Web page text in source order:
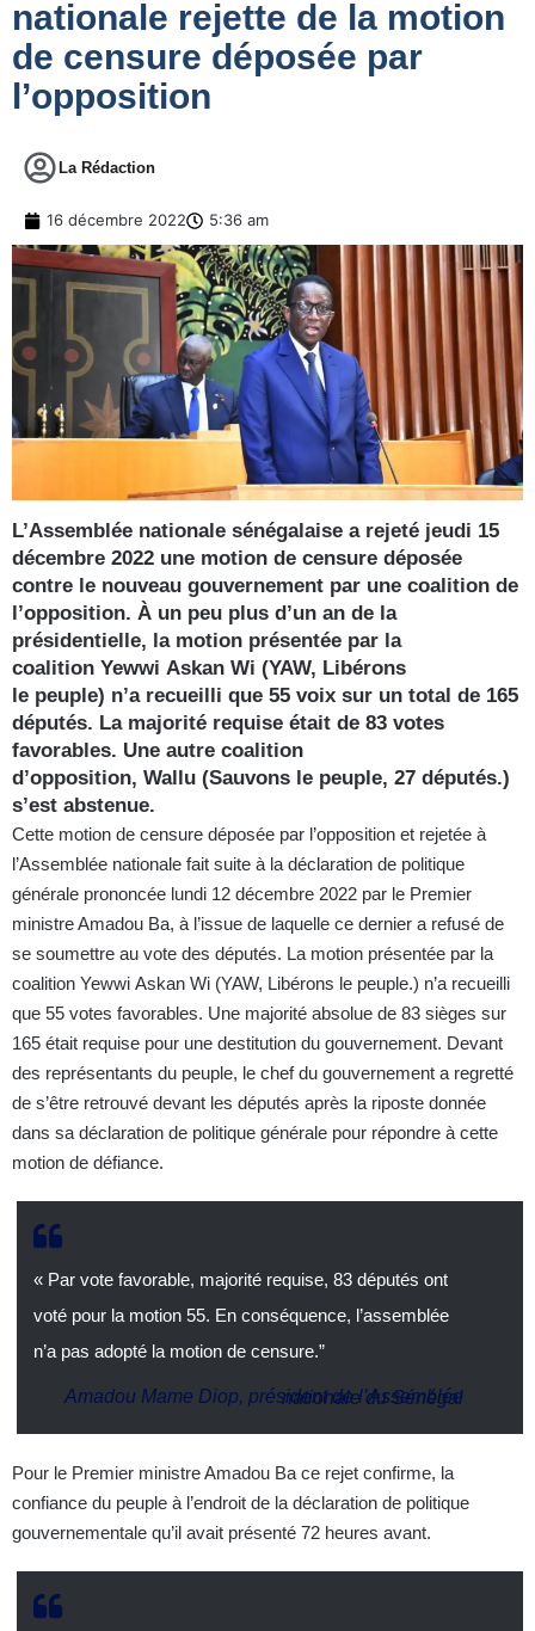
nationale rejette de la motion
de censure déposée par
l’opposition
La Rédaction
16 décembre 2022 5:36 am
L’Assemblée nationale sénégalaise a rejeté jeudi 15
décembre 2022 une motion de censure déposée
contre le nouveau gouvernement par une coalition de
l’opposition. À un peu plus d’un an de la
présidentielle, la motion présentée par la
coalition Yewwi Askan Wi (YAW, Libérons
le peuple) n’a recueilli que 55 voix sur un total de 165
députés. La majorité requise était de 83 votes
favorables. Une autre coalition
d’opposition, Wallu (Sauvons le peuple, 27 députés.)
s’est abstenue.
Cette motion de censure déposée par l’opposition et rejetée à
l’Assemblée nationale fait suite à la déclaration de politique
générale prononcée lundi 12 décembre 2022 par le Premier
ministre Amadou Ba, à l’issue de laquelle ce dernier a refusé de
se soumettre au vote des députés. La motion présentée par la
coalition Yewwi Askan Wi (YAW, Libérons le peuple.) n’a recueilli
que 55 votes favorables. Une majorité absolue de 83 sièges sur
165 était requise pour une destitution du gouvernement. Devant
des représentants du peuple, le chef du gouvernement a regretté
de s’être retrouvé devant les députés après la riposte donnée
dans sa déclaration de politique générale pour répondre à cette
motion de défiance.
« Par vote favorable, majorité requise, 83 députés ont
voté pour la motion 55. En conséquence, l’assemblée
n’a pas adopté la motion de censure.”
Amadou Mame Diop, président de l’Assemblée nationale du Sénégal
Pour le Premier ministre Amadou Ba ce rejet confirme, la
confiance du peuple à l’endroit de la déclaration de politique
gouvernementale qu’il avait présenté 72 heures avant.